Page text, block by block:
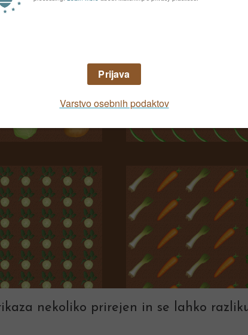
nekoliko prirejen in se lahko